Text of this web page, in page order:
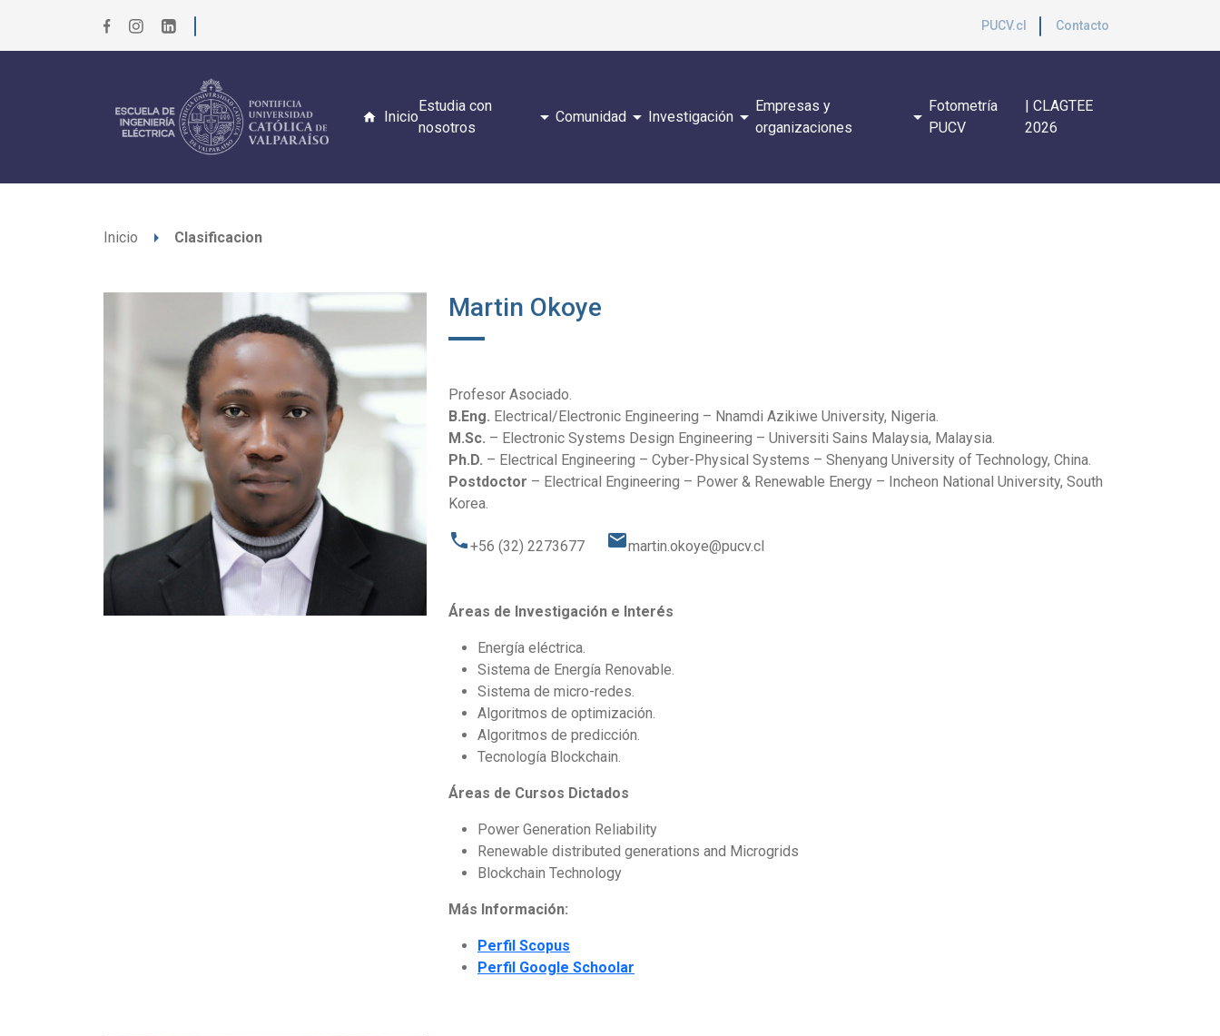
PUCV.cl Contacto
Inicio
Estudia con
nosotros
arrow_drop_down Comunidadarrow_drop_down Investigaciónarrow_drop_down
Empresas y
organizaciones
arrow_drop_down
Fotometría
PUCV
| CLAGTEE
2026
Inicio arrow_right Clasificacion
Martin Okoye
Profesor Asociado.
B.Eng. Electrical/Electronic Engineering – Nnamdi Azikiwe University, Nigeria.
M.Sc. – Electronic Systems Design Engineering – Universiti Sains Malaysia, Malaysia.
Ph.D. – Electrical Engineering – Cyber-Physical Systems – Shenyang University of Technology, China.
Postdoctor – Electrical Engineering – Power & Renewable Energy – Incheon National University, South
Korea.
phone+56 (32) 2273677 emailmartin.okoye@pucv.cl
Áreas de Investigación e Interés
Energía eléctrica.
Sistema de Energía Renovable.
Sistema de micro-redes.
Algoritmos de optimización.
Algoritmos de predicción.
Tecnología Blockchain.
Áreas de Cursos Dictados
Power Generation Reliability
Renewable distributed generations and Microgrids
Blockchain Technology
Más Información:
Perfil Scopus
Perfil Google Schoolar